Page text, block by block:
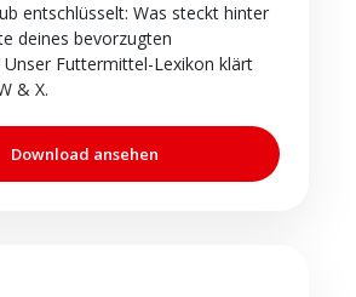
entschlüsselt: Was steckt hinter
deines bevorzugten
Unser Futtermittel-Lexikon klärt
& X.
Download ansehen